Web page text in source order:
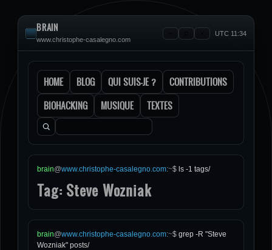
BRAIN
www.christophe-casalegno.com
UTC 11:34
HOME BLOG QUI SUIS-JE ?
CONTRIBUTIONS
BIOHACKING
MUSIQUE TEXTES
Rechercher :
brain@www.christophe-casalegno.com:~$ ls -1 tags/
Tag: Steve Wozniak
brain@www.christophe-casalegno.com:~$ grep -R "Steve
Wozniak" posts/